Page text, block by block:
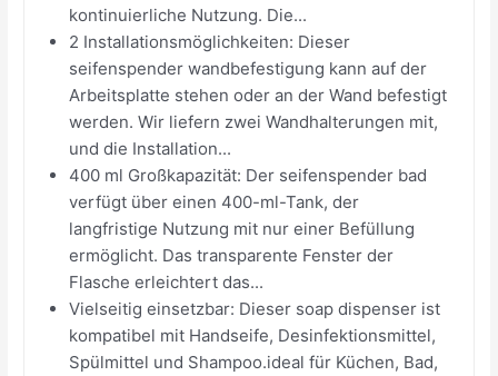
kontinuierliche Nutzung. Die...
2 Installationsmöglichkeiten: Dieser
seifenspender wandbefestigung kann auf der
Arbeitsplatte stehen oder an der Wand befestigt
werden. Wir liefern zwei Wandhalterungen mit,
und die Installation...
400 ml Großkapazität: Der seifenspender bad
verfügt über einen 400-ml-Tank, der
langfristige Nutzung mit nur einer Befüllung
ermöglicht. Das transparente Fenster der
Flasche erleichtert das...
Vielseitig einsetzbar: Dieser soap dispenser ist
kompatibel mit Handseife, Desinfektionsmittel,
Spülmittel und Shampoo.ideal für Küchen, Bad,